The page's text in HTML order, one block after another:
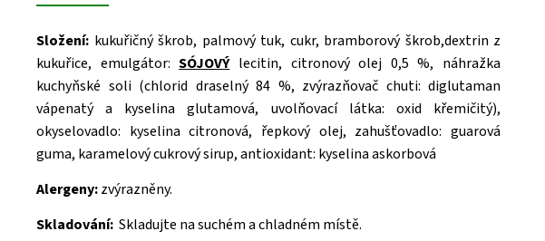
Složení: kukuřičný škrob, palmový tuk, cukr, bramborový škrob,dextrin z
kukuřice, emulgátor:SÓJOVÝlecitin, citronový olej 0,5 %, náhražka
kuchyňské soli (chlorid draselný 84 %, zvýrazňovač chuti: diglutaman
vápenatý a kyselina glutamová, uvolňovací látka: oxid křemičitý),
okyselovadlo: kyselina citronová, řepkový olej, zahušťovadlo: guarová
guma, karamelový cukrový sirup, antioxidant: kyselina askorbová
Alergeny:zvýrazněny.
Skladování: Skladujte na suchém a chladném místě.